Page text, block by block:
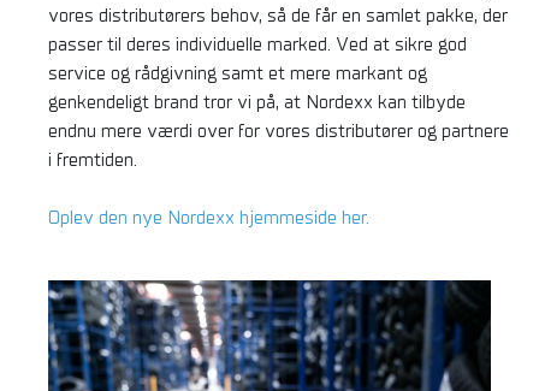
vores distributørers behov, så de får en samlet pakke, der
passer til deres individuelle marked. Ved at sikre god
service og rådgivning samt et mere markant og
genkendeligt brand tror vi på, at Nordexx kan tilbyde
endnu mere værdi over for vores distributører og partnere
i fremtiden.
Oplev den nye Nordexx hjemmeside her.